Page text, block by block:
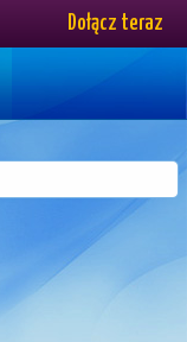
Dołącz teraz